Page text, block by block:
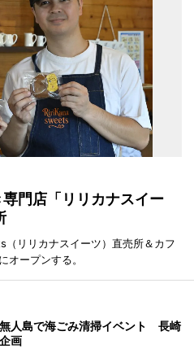
門店「リリカナスイー
リリカナスイーツ）直売所＆カフ
オープンする。
人島で海ごみ清掃イベント 長崎
画